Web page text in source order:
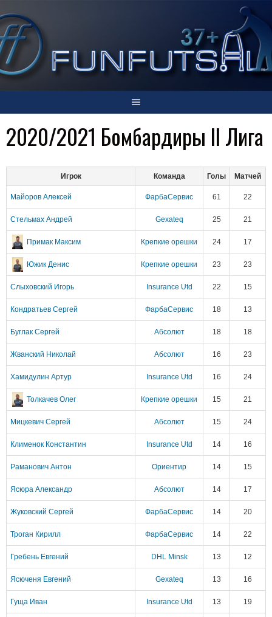
to
content
2020/2021 Бомбардиры II Лига
Игрок Команда Голы Матчей
Майоров Алексей ФарбаСервис 61 22
Стельмах Андрей Gexateq 25 21
Примак Максим Крепкие орешки 24 17
Южик Денис Крепкие орешки 23 23
Слыховский Игорь Insurance Utd 22 15
Кондратьев Сергей ФарбаСервис 18 13
Буглак Сергей Абсолют 18 18
Жванский Николай Абсолют 16 23
Хамидулин Артур Insurance Utd 16 24
Толкачев Олег Крепкие орешки 15 21
Мицкевич Сергей Абсолют 15 24
Клименок Константин Insurance Utd 14 16
Раманович Антон Ориентир 14 15
Ясюра Александр Абсолют 14 17
Жуковский Сергей ФарбаСервис 14 20
Троган Кирилл ФарбаСервис 14 22
Гребень Евгений DHL Minsk 13 12
Ясюченя Евгений Gexateq 13 16
Гуща Иван Insurance Utd 13 19